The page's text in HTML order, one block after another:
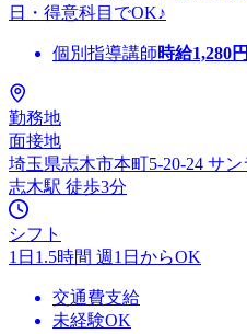
日・得意科目でOK♪
個別指導講師時給1,280
勤務地
面接地
埼玉県志木市本町5-20-24 サ
志木駅 徒歩3分
シフト
1日1.5時間 週1日からOK
交通費支給
未経験OK